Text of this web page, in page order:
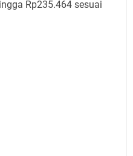
Rp235.464 sesuai